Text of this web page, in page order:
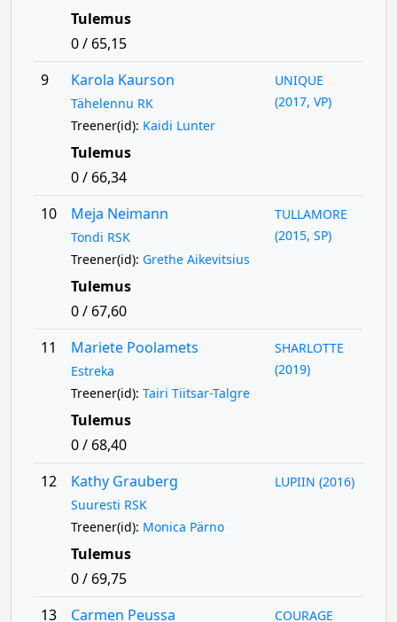
Tulemus
0 / 65,15
9
Karola Kaurson
Tähelennu RK
Treener(id): Kaidi Lunter
UNIQUE
(2017, VP)
Tulemus
0 / 66,34
10
Meja Neimann
Tondi RSK
Treener(id): Grethe Aikevitsius
TULLAMORE
(2015, SP)
Tulemus
0 / 67,60
11
Mariete Poolamets
Estreka
Treener(id): Tairi Tiitsar-Talgre
SHARLOTTE
(2019)
Tulemus
0 / 68,40
12
Kathy Grauberg
Suuresti RSK
Treener(id): Monica Pärno
LUPIIN (2016)
Tulemus
0 / 69,75
13
Carmen Peussa COURAGE